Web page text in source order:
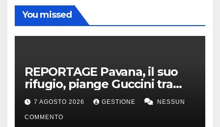
You missed
REPORTAGE Pavana, il suo
rifugio, piange Guccini tra
silenzio, lacrime e fiori
7 AGOSTO 2026 GESTIONE NESSUN
COMMENTO